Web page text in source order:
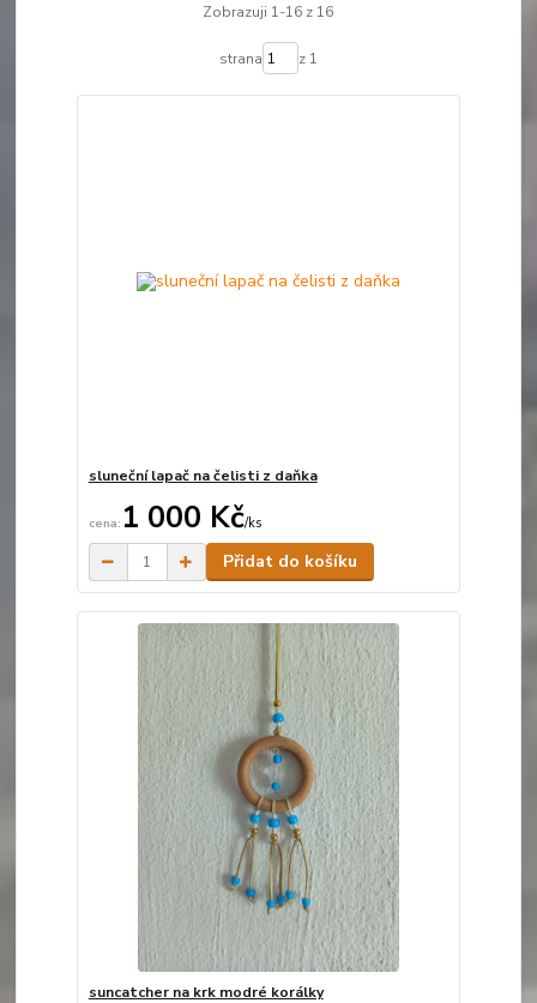
Zobrazuji 1-16 z 16
strana z 1
sluneční lapač na čelisti z daňka
1 000 Kč/ks
Přidat do košíku
suncatcher na krk modré korálky